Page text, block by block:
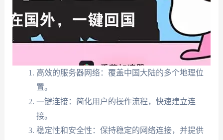
高效的服务器网络：覆盖中国大陆的多个地理位
置。
一键连接：简化用户的操作流程，快速建立连
接。
稳定性和安全性：保持稳定的网络连接，并提供